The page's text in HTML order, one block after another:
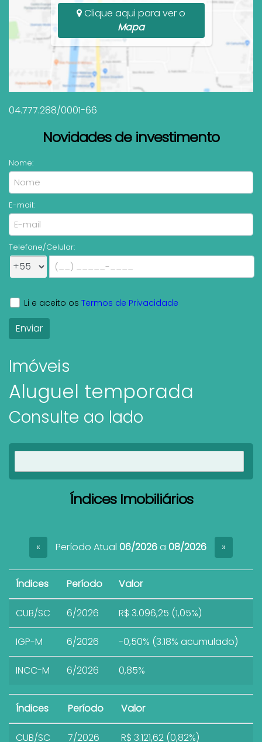
Clique aqui para ver o
Mapa
04.777.288/0001-66
Novidades de investimento
Nome:
E-mail:
Telefone/Celular:
Li e aceito os Termos de Privacidade
Imóveis
Aluguel temporada
Consulte ao lado
Índices Imobiliários
« Período Atual 06/2026a 08/2026 »
Índices Período Valor
CUB/SC 6/2026 R$ 3.096,25 (1,05%)
IGP-M 6/2026 -0,50% (3.18% acumulado)
INCC-M 6/2026 0,85%
Índices Período Valor
CUB/SC 7/2026 R$ 3.121,62 (0,82%)